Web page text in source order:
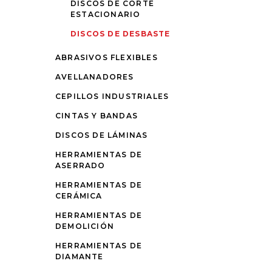
DISCOS DE CORTE
ESTACIONARIO
DISCOS DE DESBASTE
ABRASIVOS FLEXIBLES
AVELLANADORES
CEPILLOS INDUSTRIALES
CINTAS Y BANDAS
DISCOS DE LÁMINAS
HERRAMIENTAS DE
ASERRADO
HERRAMIENTAS DE
CERÁMICA
HERRAMIENTAS DE
DEMOLICIÓN
HERRAMIENTAS DE
DIAMANTE